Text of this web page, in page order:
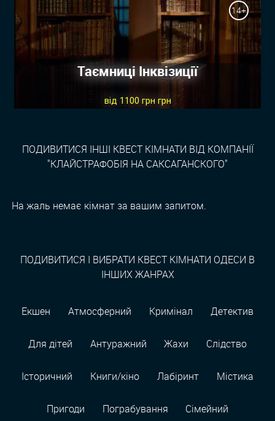
14+
Таємниці Інквізиції
від 1100 грн грн
ПОДИВИТИСЯ ІНШІ КВЕСТ КІМНАТИ ВІД КОМПАНІЇ
"КЛАЙСТРАФОБІЯ НА САКСАГАНСКОГО"
На жаль немає кімнат за вашим запитом.
ПОДИВИТИСЯ І ВИБРАТИ КВЕСТ КІМНАТИ ОДЕСИ В
ІНШИХ ЖАНРАХ
Екшен Атмосферний Кримінал Детектив
Для дітей Антуражний Жахи Слідство
Історичний Книги/кіно Лабіринт Містика
Пригоди Пограбування Сімейний